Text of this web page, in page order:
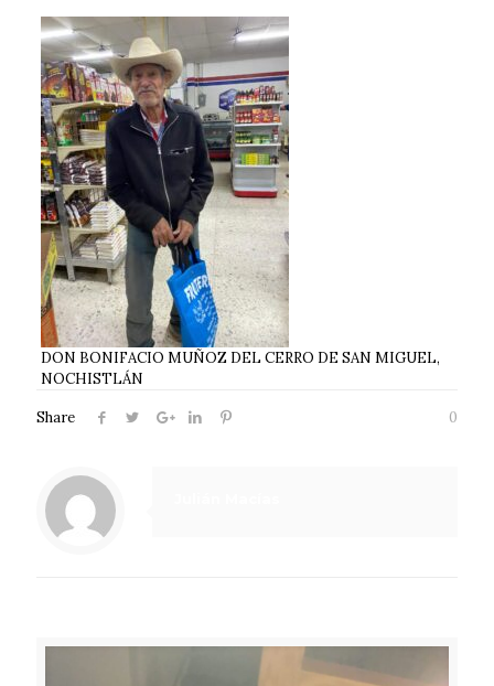
DON BONIFACIO MUÑOZ DEL CERRO DE SAN MIGUEL,
NOCHISTLÁN
Share 0